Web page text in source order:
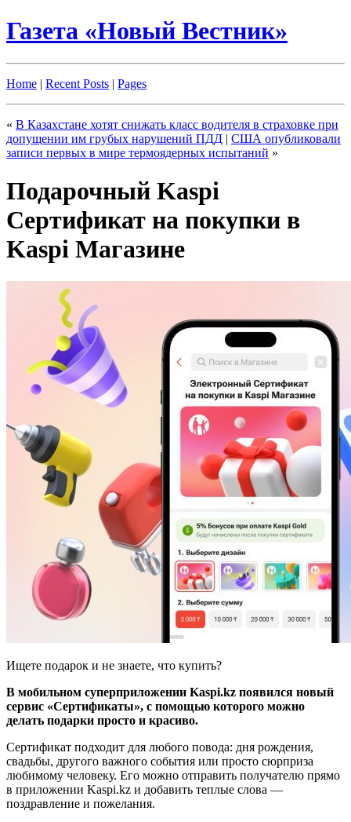
Газета «Новый Вестник»
Home | Recent Posts | Pages
« В Казахстане хотят снижать класс водителя в страховке при
допущении им грубых нарушений ПДД | США опубликовали
записи первых в мире термоядерных испытаний »
Подарочный Kaspi
Сертификат на покупки в
Kaspi Магазине
Ищете подарок и не знаете, что купить?
В мобильном суперприложении Kaspi.kz появился новый
сервис «Сертификаты», с помощью которого можно
делать подарки просто и красиво.
Сертификат подходит для любого повода: дня рождения,
свадьбы, другого важного события или просто сюрприза
любимому человеку. Его можно отправить получателю прямо
в приложении Kaspi.kz и добавить теплые слова —
поздравление и пожелания.